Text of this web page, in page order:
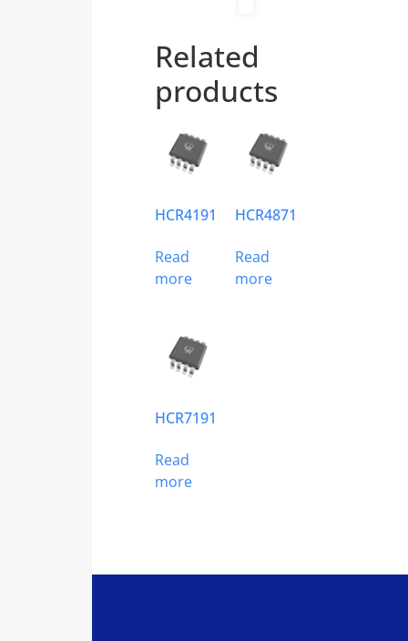
Related
products
HCR4191
Read
more
HCR4871
Read
more
HCR7191
Read
more